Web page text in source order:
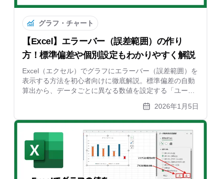
グラフ・チャート
【Excel】エラーバー（誤差範囲）の作り
方！標準偏差や個別設定もわかりやすく解説
Excel（エクセル）でグラフにエラーバー（誤差範囲）を
表示する方法を初心者向けに徹底解説。標準偏差の自動
算出から、データごとに異なる数値を設定する「ユーザ
ー指定」の方法、見やすいデザイン調整まで網羅しま
2026年1月5日